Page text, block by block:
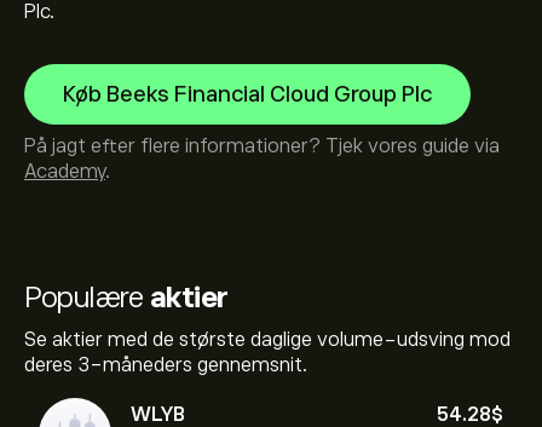
Populære aktier
Se aktier med de største daglige volume-udsving mod
deres 3-måneders gennemsnit.
WLYB 54.28‎$‎
Plc.
Køb Beeks Financial Cloud Group Plc
På jagt efter flere informationer? Tjek vores guide via
Academy.